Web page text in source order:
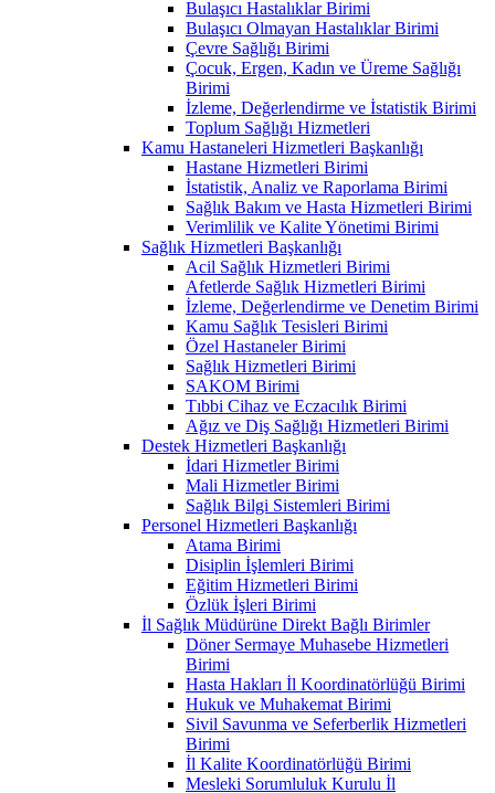
Bulaşıcı Hastalıklar Birimi
Bulaşıcı Olmayan Hastalıklar Birimi
Çevre Sağlığı Birimi
Çocuk, Ergen, Kadın ve Üreme Sağlığı
Birimi
İzleme, Değerlendirme ve İstatistik Birimi
Toplum Sağlığı Hizmetleri
Kamu Hastaneleri Hizmetleri Başkanlığı
Hastane Hizmetleri Birimi
İstatistik, Analiz ve Raporlama Birimi
Sağlık Bakım ve Hasta Hizmetleri Birimi
Verimlilik ve Kalite Yönetimi Birimi
Sağlık Hizmetleri Başkanlığı
Acil Sağlık Hizmetleri Birimi
Afetlerde Sağlık Hizmetleri Birimi
İzleme, Değerlendirme ve Denetim Birimi
Kamu Sağlık Tesisleri Birimi
Özel Hastaneler Birimi
Sağlık Hizmetleri Birimi
SAKOM Birimi
Tıbbi Cihaz ve Eczacılık Birimi
Ağız ve Diş Sağlığı Hizmetleri Birimi
Destek Hizmetleri Başkanlığı
İdari Hizmetler Birimi
Mali Hizmetler Birimi
Sağlık Bilgi Sistemleri Birimi
Personel Hizmetleri Başkanlığı
Atama Birimi
Disiplin İşlemleri Birimi
Eğitim Hizmetleri Birimi
Özlük İşleri Birimi
İl Sağlık Müdürüne Direkt Bağlı Birimler
Döner Sermaye Muhasebe Hizmetleri
Birimi
Hasta Hakları İl Koordinatörlüğü Birimi
Hukuk ve Muhakemat Birimi
Sivil Savunma ve Seferberlik Hizmetleri
Birimi
İl Kalite Koordinatörlüğü Birimi
Mesleki Sorumluluk Kurulu İl